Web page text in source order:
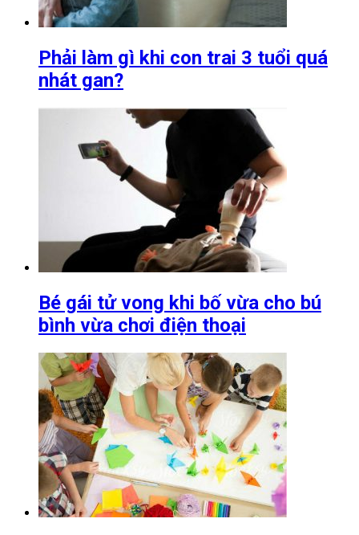
Phải làm gì khi con trai 3 tuổi quá
nhát gan?
Bé gái tử vong khi bố vừa cho bú
bình vừa chơi điện thoại